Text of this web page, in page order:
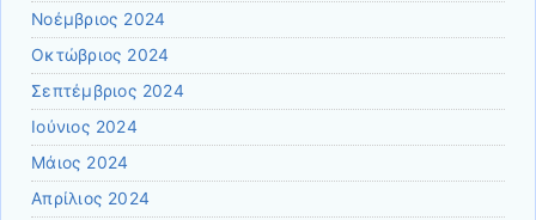
Νοέμβριος 2024
Οκτώβριος 2024
Σεπτέμβριος 2024
Ιούνιος 2024
Μάιος 2024
Απρίλιος 2024